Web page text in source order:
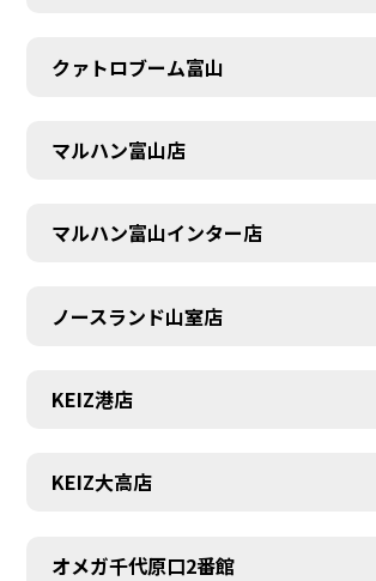
クァトロブーム富山
マルハン富山店
マルハン富山インター店
ノースランド山室店
KEIZ港店
KEIZ大高店
オメガ千代原口2番館